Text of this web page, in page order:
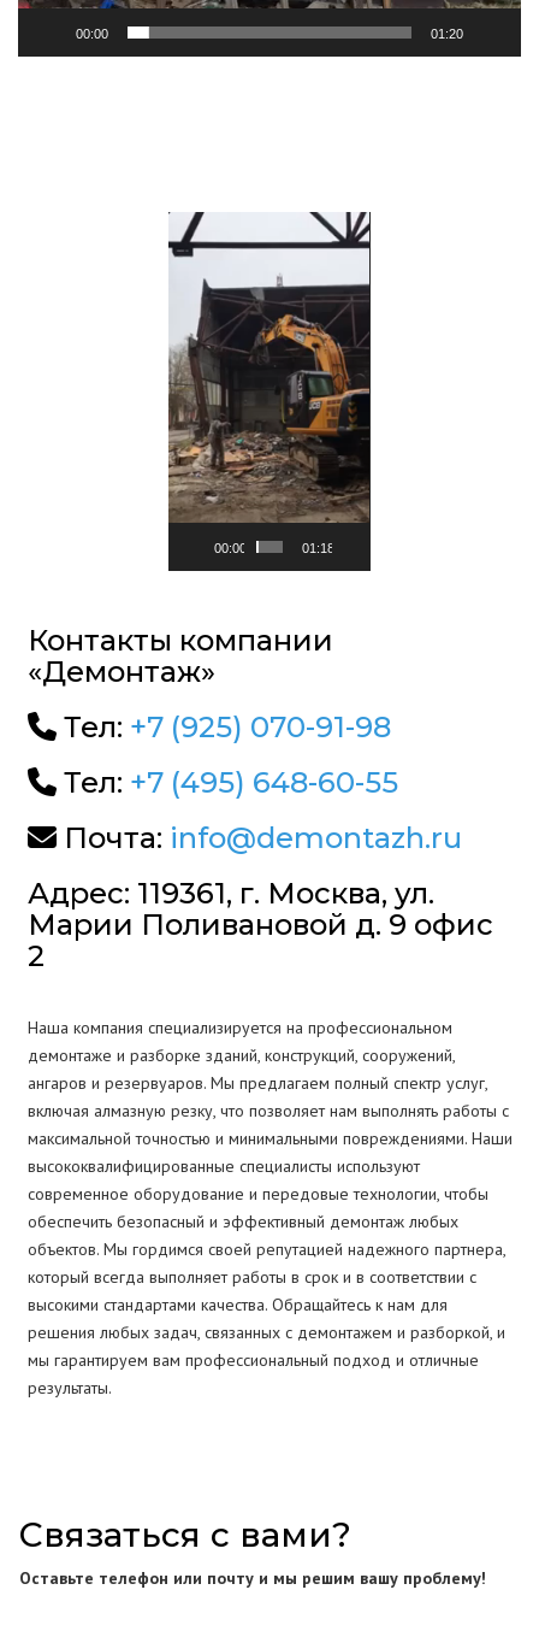
00:00 01:20
Видеоплеер
00:00 01:18
Контакты компании
«Демонтаж»
Тел: +7 (925) 070-91-98
Тел: +7 (495) 648-60-55
Почта: info@demontazh.ru
Адрес: 119361, г. Москва, ул.
Марии Поливановой д. 9 офис
2
Наша компания специализируется на профессиональном
демонтаже и разборке зданий, конструкций, сооружений,
ангаров и резервуаров. Мы предлагаем полный спектр услуг,
включая алмазную резку, что позволяет нам выполнять работы с
максимальной точностью и минимальными повреждениями. Наши
высококвалифицированные специалисты используют
современное оборудование и передовые технологии, чтобы
обеспечить безопасный и эффективный демонтаж любых
объектов. Мы гордимся своей репутацией надежного партнера,
который всегда выполняет работы в срок и в соответствии с
высокими стандартами качества. Обращайтесь к нам для
решения любых задач, связанных с демонтажем и разборкой, и
мы гарантируем вам профессиональный подход и отличные
результаты.
Связаться с вами?
Оставьте телефон или почту и мы решим вашу проблему!